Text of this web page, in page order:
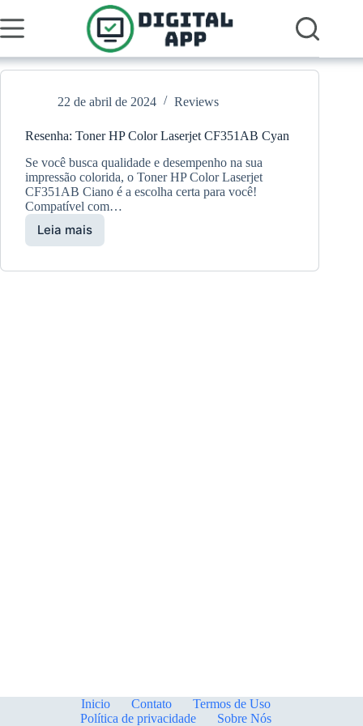
para
o
22 de abril de 2024 Reviews
Resenha: Toner HP Color Laserjet CF351AB Cyan
Se você busca qualidade e desempenho na sua
impressão colorida, o Toner HP Color Laserjet
CF351AB Ciano é a escolha certa para você!
Compatível com…
Leia mais
Resenha:
HP
Inicio Contato
Termos de Uso
Política de privacidade
Sobre Nós